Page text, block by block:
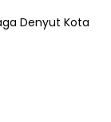
Denyut Kota